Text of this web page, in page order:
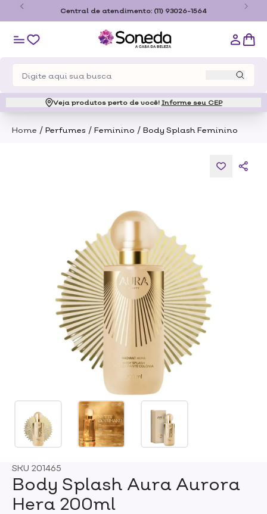
Central de atendimento: (11) 93026-1564
Veja produtos perto de você! Informe seu CEP
Home / Perfumes / Feminino / Body Splash Feminino
SKU 201465
Body Splash Aura Aurora
Hera 200ml